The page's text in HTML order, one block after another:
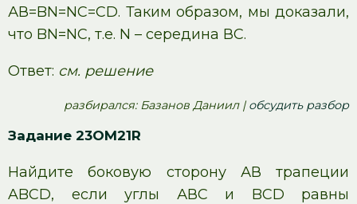
АВ=BN=NC=CD. Таким образом, мы доказали,
что BN=NC, т.е. N – середина ВС.
Ответ: см. решение
pазбирался: Базанов Даниил |обсудить разбор
Задание 23OM21R
Найдите боковую сторону АВ трапеции
ABCD, если углы АВС и BCD равны